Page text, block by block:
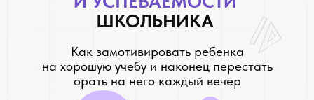
ШКОЛЬНИКА
Как замотивировать ребенка
на хорошую учебу и наконец перестать
орать на него каждый вечер